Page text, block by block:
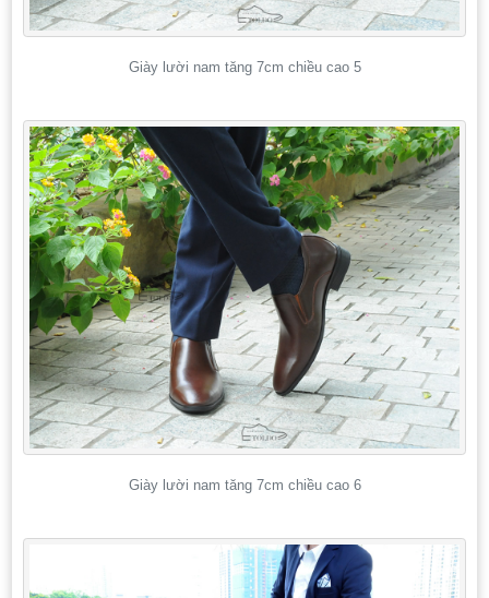
Giày lười nam tăng 7cm chiều cao 5
Giày lười nam tăng 7cm chiều cao 6